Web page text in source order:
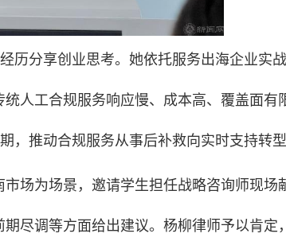
历分享创业思考。她依托服务出海企业实
人工合规服务响应慢、成本高、覆盖面有
，推动合规服务从事后补救向实时支持转型
场为场景，邀请学生担任战略咨询师现场
尽调等方面给出建议。杨柳律师予以肯定